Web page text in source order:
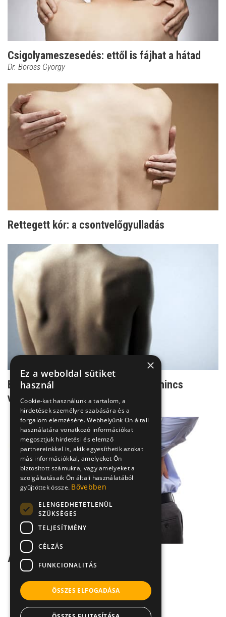
Csigolyameszesedés: ettől is fájhat a hátad
Dr. Boross György
Rettegett kór: a csontvelőgyulladás
Bechterew-kór: ha későn derül ki, nincs
visszaút
A gerinc tájéki izmok rándulásáról
×
Ez a weboldal sütiket
használ
Cookie-kat használunk a tartalom, a
hirdetések személyre szabására és a
forgalom elemzésére. Webhelyünk Ön általi
használatára vonatkozó információkat
megosztjuk hirdetési és elemző
partnereinkkel is, akik egyesíthetik azokat
más információkkal, amelyeket Ön
biztosított számukra, vagy amelyeket a
szolgáltatásaik Ön általi használatából
gyűjtöttek össze. Bővebben
ELENGEDHETETLENÜL
SZÜKSÉGES
TELJESÍTMÉNY
CÉLZÁS
FUNKCIONALITÁS
ÖSSZES ELFOGADÁSA